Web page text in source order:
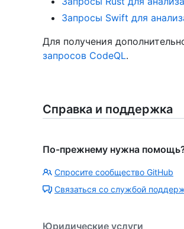
Запросы Swift для
Для получения
запросов CodeQL.
Справка и поддержка
По-прежнему нужна
Спросите сообщество GitHub
Связаться со службой
Юридические услуги